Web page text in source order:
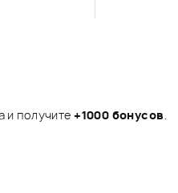
и получите+1000 бонусов.